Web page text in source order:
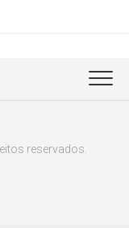
reservados.